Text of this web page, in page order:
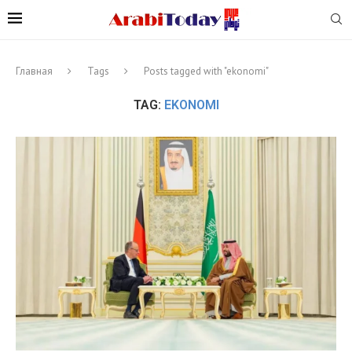
Главная Tags Posts tagged with "ekonomi"
TAG: EKONOMI